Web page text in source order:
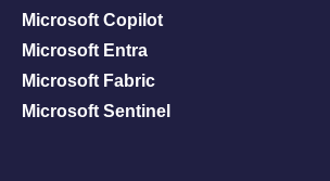
Microsoft Copilot
Microsoft Entra
Microsoft Fabric
Microsoft Sentinel